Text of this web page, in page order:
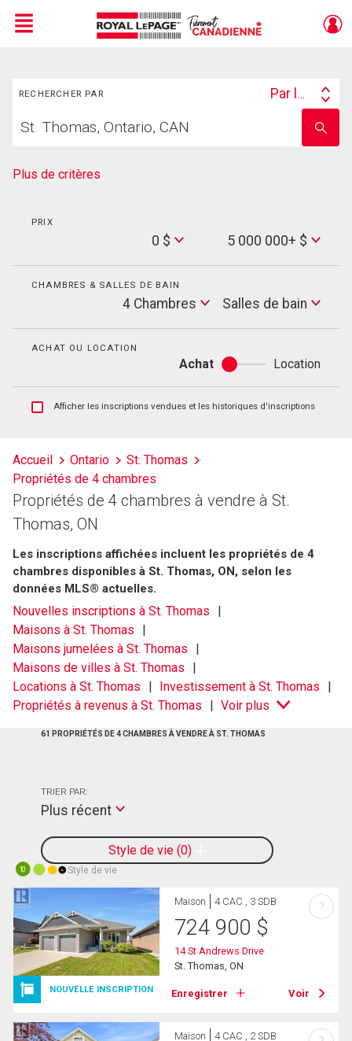
Menu
RECHERCHER PAR
Search
Par lieu
votre
nom
Plus de critères
PRIX
0 $
Max
Price
5 000 000+ $
CHAMBRES & SALLES DE BAIN
4 Chambres
Salles
de
Salles de bain
ACHAT OU LOCATION
Achat
Achat
ou
location
Location
Afficher
et
les
historiques
d'inscriptions
Afficher les inscriptions vendues et les historiques d'inscriptions
Accueil Ontario
St. Thomas
Propriétés de 4 chambres
Propriétés de 4 chambres à vendre à St.
Thomas, ON
Les inscriptions affichées incluent les propriétés de 4
chambres disponibles à St. Thomas, ON, selon les
données MLS® actuelles.
Nouvelles inscriptions à St. Thomas
Maisons à St. Thomas
Maisons jumelées à St. Thomas
Maisons de villes à St. Thomas
Locations à St. Thomas
Investissement à St. Thomas
Propriétés à revenus à St. Thomas
Voir plus
61 PROPRIÉTÉS DE 4 CHAMBRES À VENDRE À ST. THOMAS
Style de vie 0
TRIER PAR:
Plus récent
10 Style de vie
NOUVELLE INSCRIPTION
Maison 4 CAC , 3 SDB
724 900 $
14 St Andrews Drive
St. Thomas, ON
Enregistrer Voir
?
Maison 4 CAC , 2 SDB